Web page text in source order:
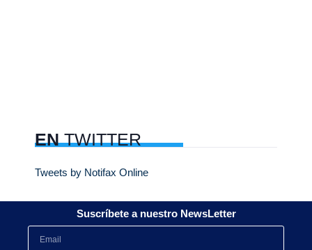
ENTWITTER
Tweets by Notifax Online
Suscríbete a nuestro NewsLetter